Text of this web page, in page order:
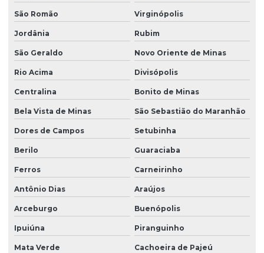
São Romão Virginópolis
Jordânia Rubim
São Geraldo Novo Oriente de Minas
Rio Acima Divisópolis
Centralina Bonito de Minas
Bela Vista de Minas São Sebastião do Maranhão
Dores de Campos Setubinha
Berilo Guaraciaba
Ferros Carneirinho
Antônio Dias Araújos
Arceburgo Buenópolis
Ipuiúna Piranguinho
Mata Verde Cachoeira de Pajeú